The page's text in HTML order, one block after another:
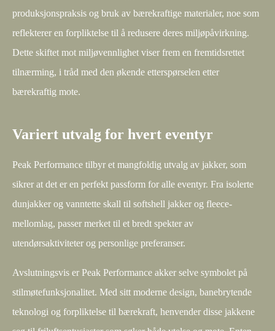
produksjonspraksis og bruk av bærekraftige materialer, noe som
reflekterer en forpliktelse til å redusere deres miljøpåvirkning.
Dette skiftet mot miljøvennlighet viser frem en fremtidsrettet
tilnærming, i tråd med den økende etterspørselen etter
bærekraftig mote.
Variert utvalg for hvert eventyr
Peak Performance tilbyr et mangfoldig utvalg av jakker, som
sikrer at det er en perfekt passform for alle eventyr. Fra isolerte
dunjakker og vanntette skall til softshell jakker og fleece-
mellomlag, passer merket til et bredt spekter av
utendørsaktiviteter og personlige preferanser.
Avslutningsvis er Peak Performance akker selve symbolet på
stilmøtefunksjonalitet. Med sitt moderne design, banebrytende
teknologi og forpliktelse til bærekraft, henvender disse jakkene